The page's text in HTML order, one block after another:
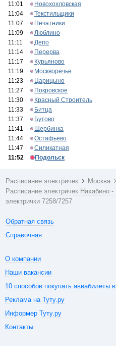
11:01
Новохохловская
11:04
Текстильщики
11:07
Печатники
11:09
Люблино
11:11
Депо
11:14
Перерва
11:17
Курьяново
11:19
Москворечье
11:23
Царицыно
11:27
Покровское
11:30
Красный Строитель
11:33
Битца
11:37
Бутово
11:41
Щербинка
11:44
Остафьево
11:47
Силикатная
11:52
Подольск
Расписание электричек Москва
Расписание электричек Нахабино
электрички 7258/7257
Обратная связь
Справочная
О компании
Наши вакансии
10 способов покупать авиабилеты
Реклама на Туту.ру
Информер Туту.ру
Контакты